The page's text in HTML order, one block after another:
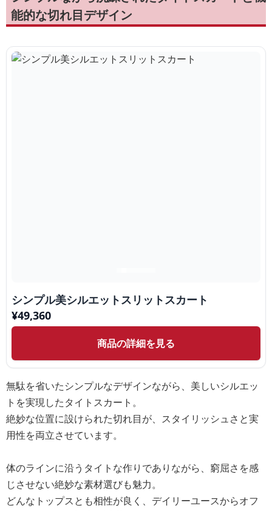
能的な切れ目デザイン
シンプル美シルエットスリットスカート
¥49,360
商品の詳細を見る
無駄を省いたシンプルなデザインながら、美しいシルエッ
トを実現したタイトスカート。
絶妙な位置に設けられた切れ目が、スタイリッシュさと実
用性を両立させています。
体のラインに沿うタイトな作りでありながら、窮屈さを感
じさせない絶妙な素材選びも魅力。
どんなトップスとも相性が良く、デイリーユースからオフ